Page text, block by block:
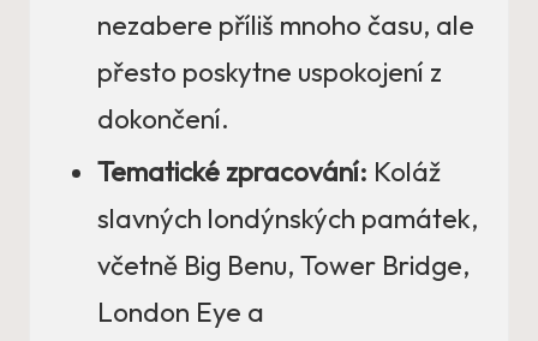
nezabere příliš mnoho času, ale
přesto poskytne uspokojení z
dokončení.
Tematické zpracování: Koláž
slavných londýnských památek,
včetně Big Benu, Tower Bridge,
London Eye a